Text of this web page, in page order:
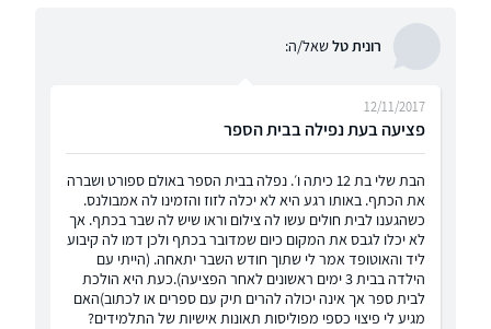
רונית טלשאל/ה:
פציעה בעת נפילה בבית הספר
12/11/2017
הבת שלי בת 12 כיתה ו׳. נפלה בבית הספר באולם ספורט ושברה
את הכתף. באותו רגע היא לא יכלה לזוז והזמינו לה אמבולנס.
כשהגענו לבית חולים עשו לה צילום וראו שיש לה שבר בכתף. אך
לא יכלו לגבס את המקום כיום שמדובר בכתף ולכן דמו לה קיבוע
ליד והאוטופד אמר לי שתוך חודש השבר יתאחה. (הייתי עם
הילדה בבית 3 ימים ראשונים לאחר הפציעה).כעת היא הולכת
לבית ספר אך אינה יכולה להרים תיק עם ספרים או לכתוב)האם
מגיע לי פיצוי כספי מפוליסות תאונות אישיות של התלמידים?